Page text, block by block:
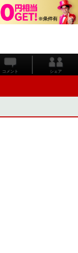
コメント シェア